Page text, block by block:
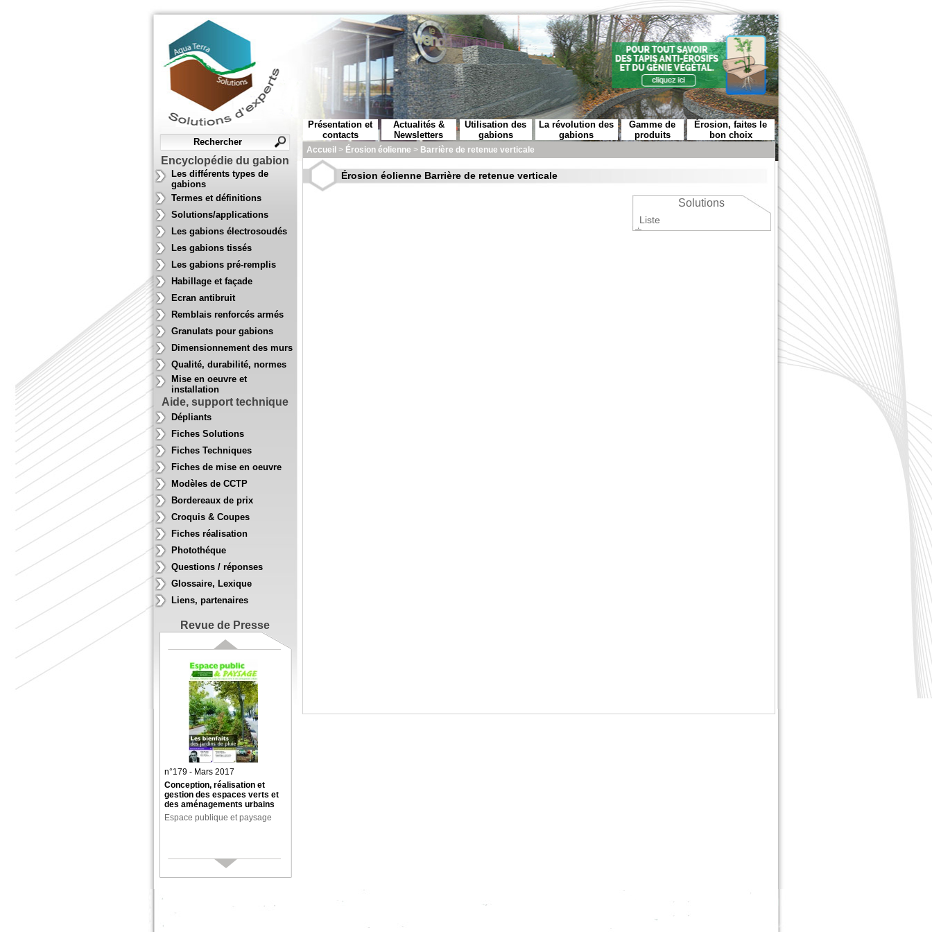
Encyclopédie du gabion
Les différents types de
gabions
Termes et définitions
Solutions/applications
Les gabions électrosoudés
Les gabions tissés
Les gabions pré-remplis
Habillage et façade
Ecran antibruit
Remblais renforcés armés
Granulats pour gabions
Dimensionnement des murs
Qualité, durabilité, normes
Mise en oeuvre et
installation
Aide, support technique
Dépliants
Fiches Solutions
Fiches Techniques
Fiches de mise en oeuvre
Modèles de CCTP
Bordereaux de prix
Croquis & Coupes
Fiches réalisation
Photothéque
Questions / réponses
Glossaire, Lexique
Liens, partenaires
Revue de Presse
n°179 - Mars 2017
Conception, réalisation et
gestion des espaces verts et
des aménagements urbains
Espace publique et paysage
Présentation et
contacts
Actualités &
Newsletters
Utilisation des
gabions
La révolution des
gabions
Gamme de
produits
Érosion, faites le
bon choix
Accueil > Érosion éolienne > Barrière de retenue verticale
Érosion éolienne Barrière de retenue verticale
Solutions
Liste